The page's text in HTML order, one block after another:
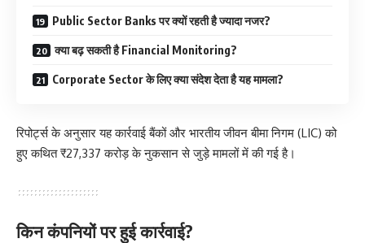
Public Sector Banks पर क्यों रहती है ज्यादा नजर?
क्या बढ़ सकती है Financial Monitoring?
Corporate Sector के लिए क्या संदेश देता है यह मामला?
रिपोर्ट्स के अनुसार यह कार्रवाई बैंकों और भारतीय जीवन बीमा निगम (LIC) को
हुए कथित ₹27,337 करोड़ के नुकसान से जुड़े मामलों में की गई है।
किन कंपनियों पर हुई कार्रवाई?